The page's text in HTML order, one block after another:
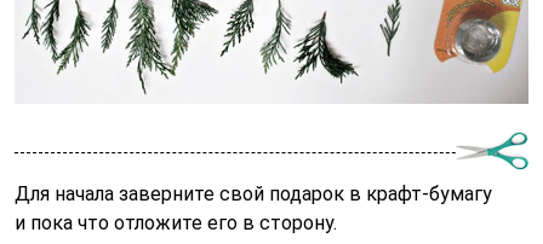
Для начала заверните свой подарок в крафт-бумагу
и пока что отложите его в сторону.